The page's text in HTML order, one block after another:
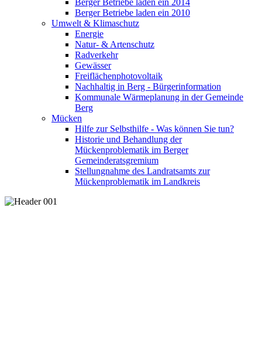
Berger Betriebe laden ein 2014
Berger Betriebe laden ein 2010
Umwelt & Klimaschutz
Energie
Natur- & Artenschutz
Radverkehr
Gewässer
Freiflächenphotovoltaik
Nachhaltig in Berg - Bürgerinformation
Kommunale Wärmeplanung in der Gemeinde
Berg
Mücken
Hilfe zur Selbsthilfe - Was können Sie tun?
Historie und Behandlung der
Mückenproblematik im Berger
Gemeinderatsgremium
Stellungnahme des Landratsamts zur
Mückenproblematik im Landkreis